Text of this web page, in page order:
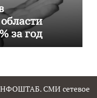
за год
СМИ сетевое